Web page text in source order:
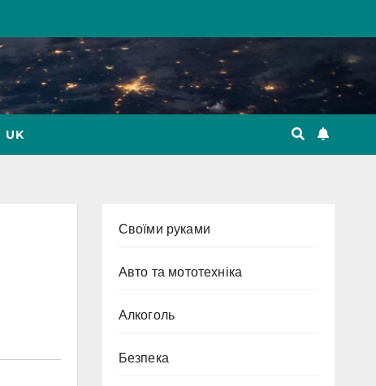
UK
Cвоїми руками
Авто та мототехніка
Алкоголь
Безпека